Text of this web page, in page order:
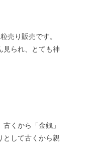
売り販売です。
見られ、とても神
くから「金銭」
として古くから親